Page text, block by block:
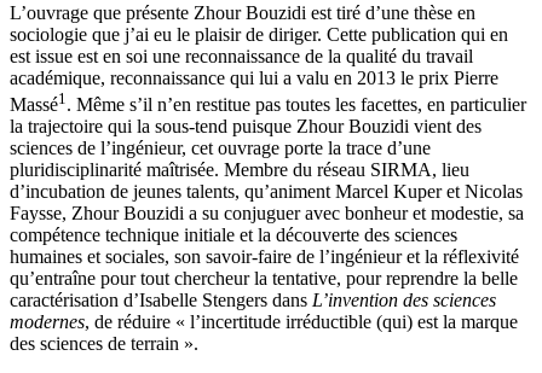
L’ouvrage que présente Zhour Bouzidi est tiré d’une thèse en
sociologie que j’ai eu le plaisir de diriger. Cette publication qui en
est issue est en soi une reconnaissance de la qualité du travail
académique, reconnaissance qui lui a valu en 2013 le prix Pierre
Massé1 . Même s’il n’en restitue pas toutes les facettes, en particulier
la trajectoire qui la sous-tend puisque Zhour Bouzidi vient des
sciences de l’ingénieur, cet ouvrage porte la trace d’une
pluridisciplinarité maîtrisée. Membre du réseau SIRMA, lieu
d’incubation de jeunes talents, qu’animent Marcel Kuper et Nicolas
Faysse, Zhour Bouzidi a su conjuguer avec bonheur et modestie, sa
compétence technique initiale et la découverte des sciences
humaines et sociales, son savoir-faire de l’ingénieur et la réflexivité
qu’entraîne pour tout chercheur la tentative, pour reprendre la belle
caractérisation d’Isabelle Stengers dans L’invention des sciences
modernes, de réduire « l’incertitude irréductible (qui) est la marque
des sciences de terrain ».